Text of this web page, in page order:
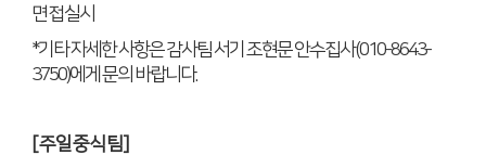
면접실시
*기타 자세한 사항은 감사팀 서기 조현문 안수집사(010-8643-
3750)에게 문의 바랍니다.
[주일중식팀]